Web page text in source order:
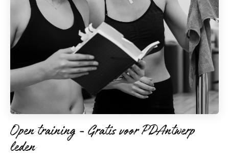
Open training - Gratis voor PDAntwerp
leden